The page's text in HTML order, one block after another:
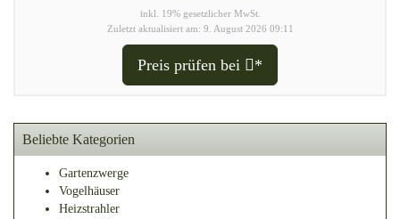
inkl. 19% gesetzlicher MwSt.
Zuletzt aktualisiert am: 9. August 2026 09:11
Preis prüfen bei *
Beliebte Kategorien
Gartenzwerge
Vogelhäuser
Heizstrahler